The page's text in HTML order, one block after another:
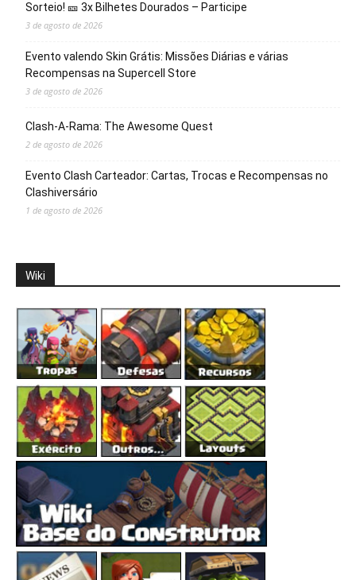
Sorteio! 🎫 3x Bilhetes Dourados – Participe
3 de agosto de 2026
Evento valendo Skin Grátis: Missões Diárias e várias
Recompensas na Supercell Store
3 de agosto de 2026
Clash-A-Rama: The Awesome Quest
2 de agosto de 2026
Evento Clash Carteador: Cartas, Trocas e Recompensas no
Clashiversário
1 de agosto de 2026
Wiki